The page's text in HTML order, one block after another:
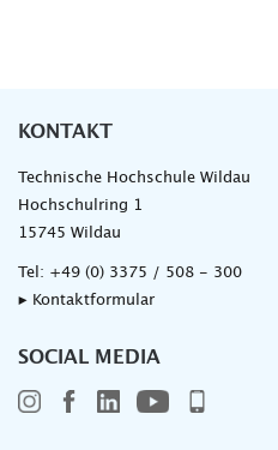
KONTAKT
Technische Hochschule Wildau
Hochschulring 1
15745 Wildau
Tel: +49 (0) 3375 / 508 - 300
▸ Kontaktformular
SOCIAL MEDIA